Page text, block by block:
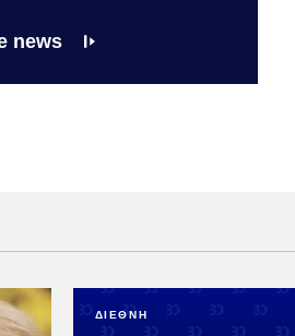
news
ΔΙΕΘΝΗ